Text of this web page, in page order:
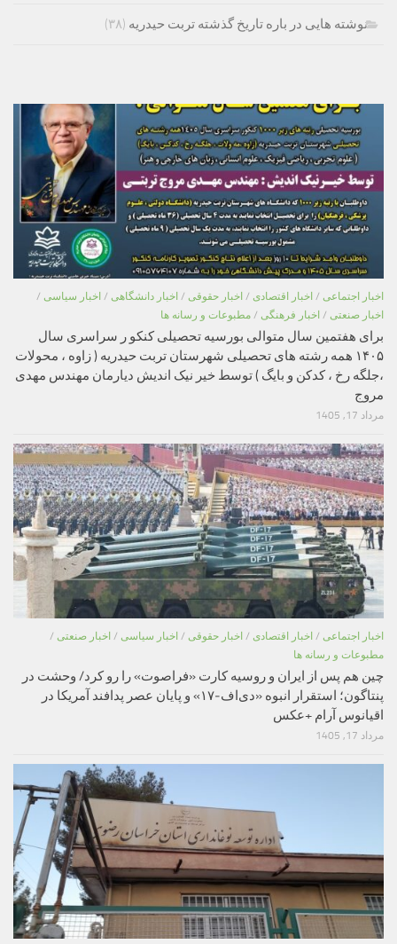
نوشته هایی در باره تاریخ گذشته تربت حیدریه (۳۸)
اخبار اجتماعی / اخبار اقتصادی / اخبار حقوقی / اخبار دانشگاهی / اخبار سیاسی /
اخبار صنعتی / اخبار فرهنگی / مطبوعات و رسانه ها
برای هفتمین سال متوالی بورسیه تحصیلی کنکو ر سراسری سال
۱۴۰۵ همه رشته های تحصیلی شهرستان تربت حیدریه ( زاوه ، محولات
،جلگه رخ ، کدکن و بایگ ) توسط خیر نیک اندیش دیارمان مهندس مهدی
مروج
مرداد 17, 1405
اخبار اجتماعی / اخبار اقتصادی / اخبار حقوقی / اخبار سیاسی / اخبار صنعتی /
مطبوعات و رسانه ها
چین هم پس از ایران و روسیه کارت «فراصوت» را رو کرد/ وحشت در
پنتاگون؛ استقرار انبوه «دی‌اف‑۱۷» و پایان عصر پدافند آمریکا در
اقیانوس آرام +عکس
مرداد 17, 1405